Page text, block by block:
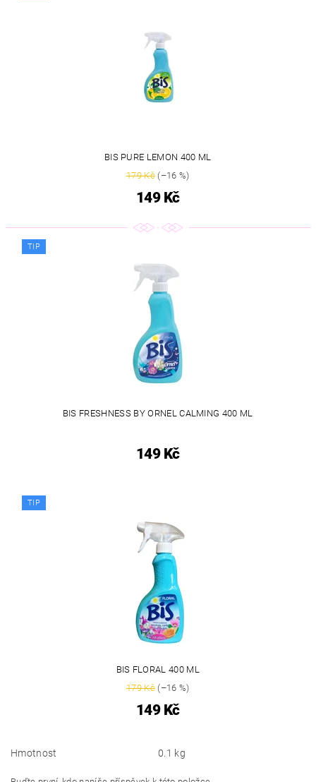
BIS PURE LEMON 400 ML
179 Kč(–16 %)
149 Kč
TIP
BIS FRESHNESS BY ORNEL CALMING 400 ML
149 Kč
TIP
BIS FLORAL 400 ML
179 Kč(–16 %)
149 Kč
Hmotnost 0.1 kg